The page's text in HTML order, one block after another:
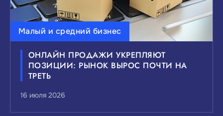
Малый и средний бизнес
ОНЛАЙН ПРОДАЖИ УКРЕПЛЯЮТ
ПОЗИЦИИ: РЫНОК ВЫРОС ПОЧТИ НА
ТРЕТЬ
16 июля 2026